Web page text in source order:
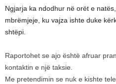
Ngjarja ka ndodhur në orët e
mbrëmjeje, ku vajza ishte duke
shtëpi.
Raportohet se ajo është afruar
kontaktin e një taksie.
Me pretendimin se nuk e kishte